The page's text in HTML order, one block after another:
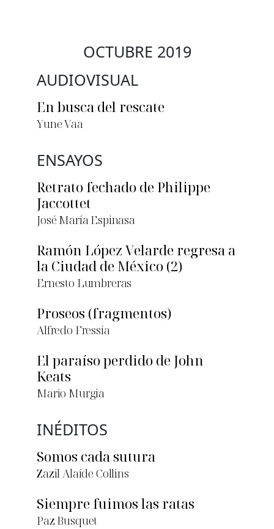
OCTUBRE 2019
AUDIOVISUAL
En busca del rescate
Yune Vaa
ENSAYOS
Retrato fechado de Philippe
Jaccottet
José María Espinasa
Ramón López Velarde regresa a
la Ciudad de México (2)
Ernesto Lumbreras
Proseos (fragmentos)
Alfredo Fressia
El paraíso perdido de John
Keats
Mario Murgia
INÉDITOS
Somos cada sutura
Zazil Alaíde Collins
Siempre fuimos las ratas
Paz Busquet